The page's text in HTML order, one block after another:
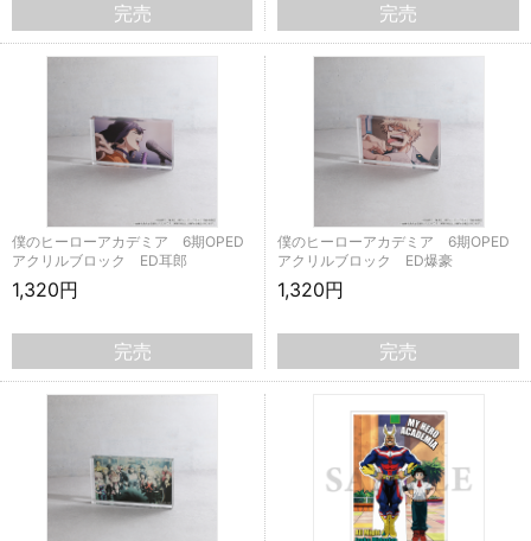
完売 完売
僕のヒーローアカデミア 6期OPED
アクリルブロック ED耳郎
1,320円
完売
僕のヒーローアカデミア 6期OPED
アクリルブロック ED爆豪
1,320円
完売